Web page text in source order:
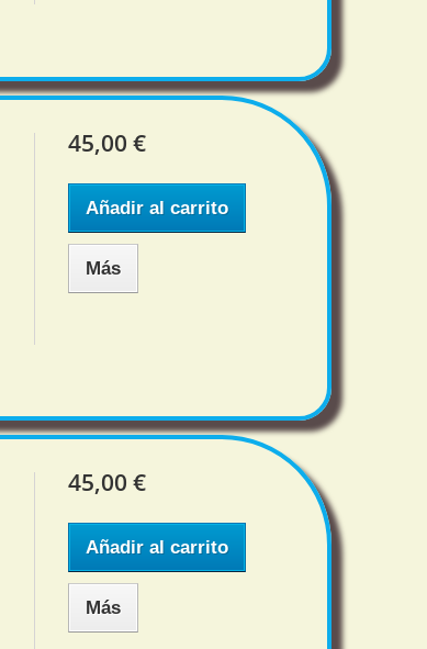
45,00 €
Añadir al carrito
Más
45,00 €
Añadir al carrito
Más